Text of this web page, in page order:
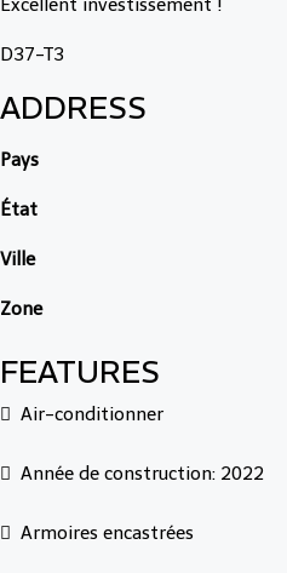
Excellent investissement !
D37-T3
ADDRESS
Pays
État
Ville
Zone
FEATURES
Air-conditionner
Année de construction: 2022
Armoires encastrées